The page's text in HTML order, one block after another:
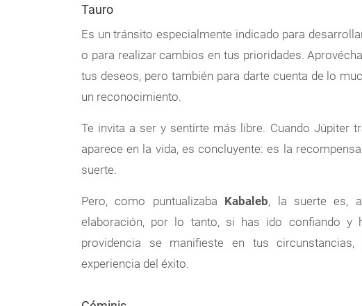
Tauro
Es un tránsito especialmente indicado para
o para realizar cambios en tus prioridades.
tus deseos, pero también para darte cuenta de lo
un reconocimiento.
Te invita a ser y sentirte más libre. Cuando Júpiter
aparece en la vida, es concluyente: es la
suerte.
Pero, como puntualizaba Kabaleb, la suerte es,
elaboración, por lo tanto, si has ido confiando y
providencia se manifieste en tus
experiencia del éxito.